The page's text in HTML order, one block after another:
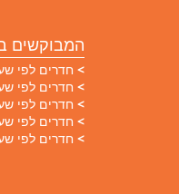
המבוקשים
חדרים לפי
חדרים לפי
חדרים לפי
חדרים לפי
חדרים לפי